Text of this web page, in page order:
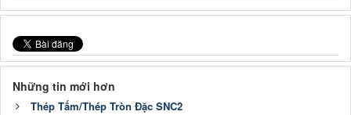
Những tin mới hơn
Thép Tấm/Thép Tròn Đặc SNC2